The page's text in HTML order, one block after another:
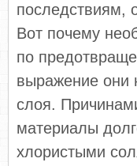
последствиям,
Вот почему
по
выражение они
слоя.
материалы
хлористыми